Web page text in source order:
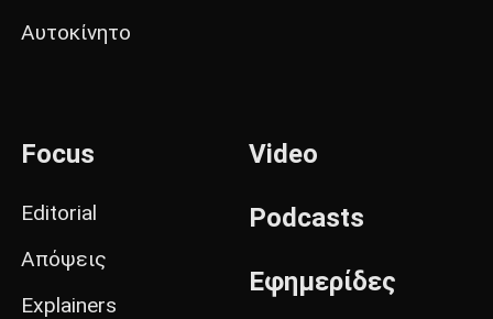
Αυτοκίνητο
Focus
Editorial
Απόψεις
Explainers
Video
Podcasts
Εφημερίδες